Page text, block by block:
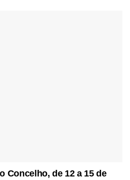
Concelho, de 12 a 15 de